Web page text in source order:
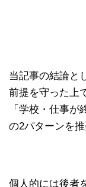
当記事の結論と
前提を守った上
「学校・仕事が
の2パターンを推
個人的には後者